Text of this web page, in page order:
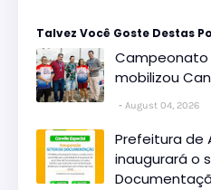
Talvez Você Goste Destas
Campeonato
mobilizou
August 04, 2026
Prefeitura de
inaugurará o